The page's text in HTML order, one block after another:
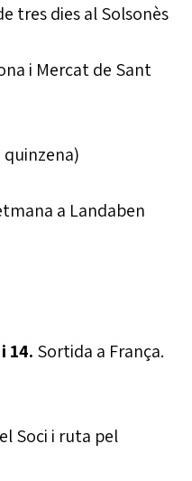
tres dies al Solsonès
i Mercat de Sant
a Landaben
14. Sortida a França.
Soci i ruta pel